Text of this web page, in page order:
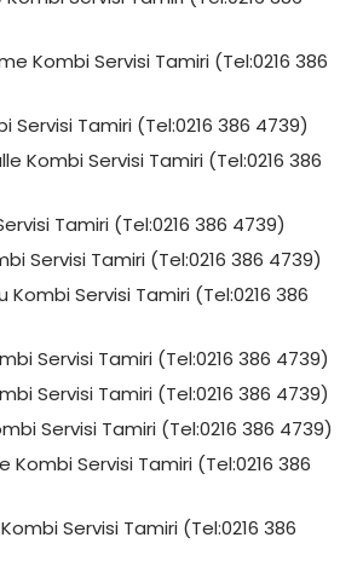
Kombi Servisi Tamiri (Tel:0216 386
Servisi Tamiri (Tel:0216 386 4739)
Kombi Servisi Tamiri (Tel:0216 386
Tamiri (Tel:0216 386 4739)
Servisi Tamiri (Tel:0216 386 4739)
Kombi Servisi Tamiri (Tel:0216 386
Servisi Tamiri (Tel:0216 386 4739)
Servisi Tamiri (Tel:0216 386 4739)
Servisi Tamiri (Tel:0216 386 4739)
Servisi Tamiri (Tel:0216 386
Servisi Tamiri (Tel:0216 386